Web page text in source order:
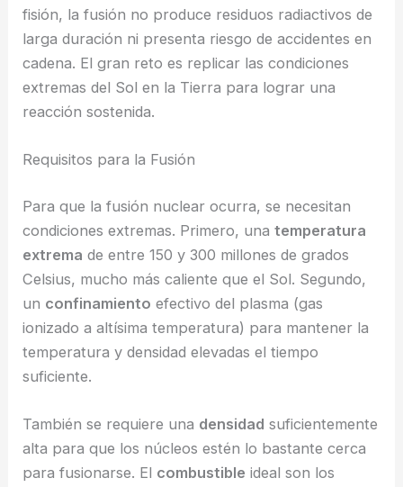
fisión, la fusión no produce residuos radiactivos de
larga duración ni presenta riesgo de accidentes en
cadena. El gran reto es replicar las condiciones
extremas del Sol en la Tierra para lograr una
reacción sostenida.
Requisitos para la Fusión
Para que la fusión nuclear ocurra, se necesitan
condiciones extremas. Primero, unatemperatura
extrema de entre 150 y 300 millones de grados
Celsius, mucho más caliente que el Sol. Segundo,
un confinamiento efectivo del plasma (gas
ionizado a altísima temperatura) para mantener la
temperatura y densidad elevadas el tiempo
suficiente.
También se requiere una densidad suficientemente
alta para que los núcleos estén lo bastante cerca
para fusionarse. El combustible ideal son los